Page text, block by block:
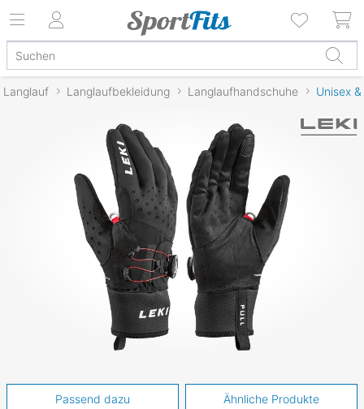
Langlauf Langlaufbekleidung Langlaufhandschuhe Unisex
Passend dazu Ähnliche Produkte